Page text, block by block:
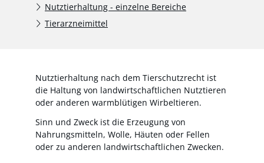
Nutztierhaltung - einzelne Bereiche
Tierarzneimittel
Nutztierhaltung nach dem Tierschutzrecht ist
die Haltung von landwirtschaftlichen Nutztieren
oder anderen warmblütigen Wirbeltieren.
Sinn und Zweck ist die Erzeugung von
Nahrungsmitteln, Wolle, Häuten oder Fellen
oder zu anderen landwirtschaftlichen Zwecken.